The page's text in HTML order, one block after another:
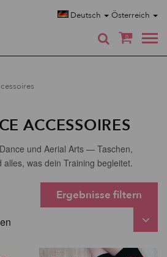
Deutsch Österreich
0
ACCESSOIRES
und Aerial Arts — Taschen,
alles, was dein Training begleitet.
Ergebnisse filtern